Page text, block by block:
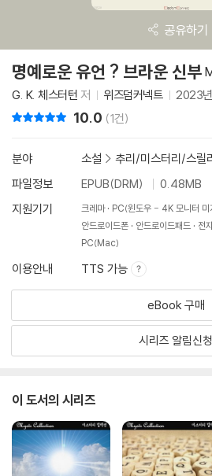
공유하기
명예로운 유언 ? 브라운 신부
G. K. 체스터턴 저 위즈덤커넥트 2023
10.0 (1건)
분야 소설 > 추리/미스터리/스릴
파일정보
EPUB(DRM)
0.48MB
지원기기
크레마 PC(윈도우 - 4K 모니터 미
안드로이드폰
안드로이드패드
전
PC(Mac)
이용안내 TTS 가능
eBook 구매
시리즈 알림신청
이 도서의 시리즈